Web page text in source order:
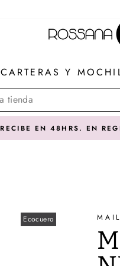
CARTERAS Y
Ecocuero